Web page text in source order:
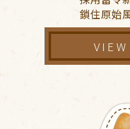
鎖住原始